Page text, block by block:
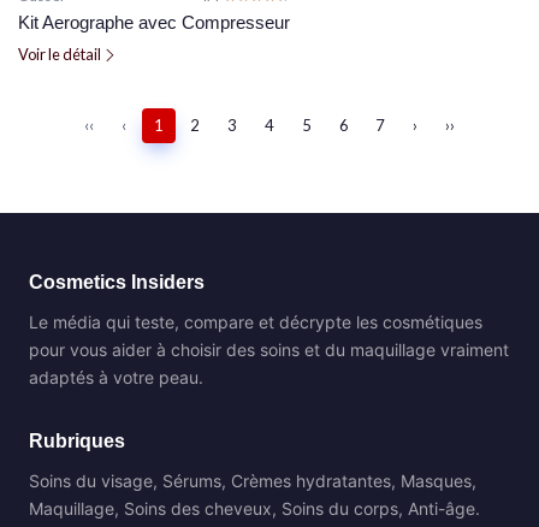
Kit Aerographe avec Compresseur
Voir le détail
‹‹ ‹ 1 2 3 4 5 6 7 › ››
Cosmetics Insiders
Le média qui teste, compare et décrypte les cosmétiques
pour vous aider à choisir des soins et du maquillage vraiment
adaptés à votre peau.
Rubriques
Soins du visage, Sérums, Crèmes hydratantes, Masques,
Maquillage, Soins des cheveux, Soins du corps, Anti-âge.